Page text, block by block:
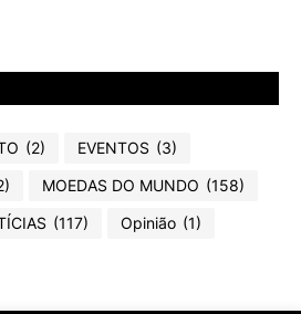
(2) EVENTOS (3)
MOEDAS DO MUNDO (158)
(117) Opinião (1)